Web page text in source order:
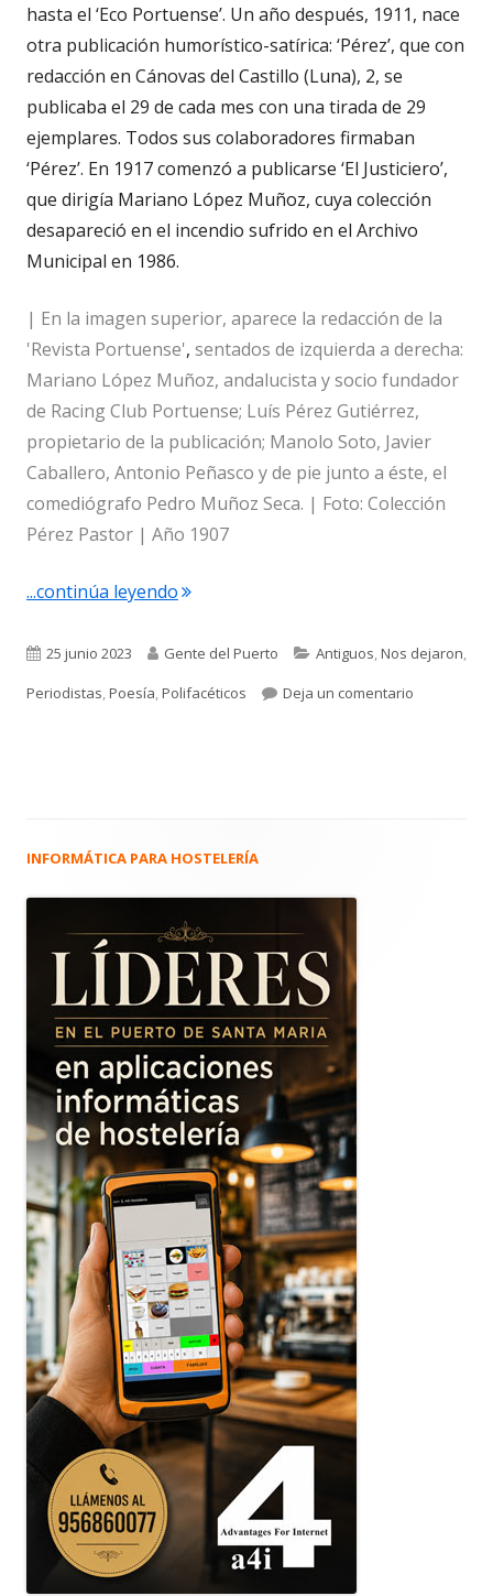
hasta el ‘Eco Portuense’. Un año después, 1911, nace
otra publicación humorístico-satírica: ‘Pérez’, que con
redacción en Cánovas del Castillo (Luna), 2, se
publicaba el 29 de cada mes con una tirada de 29
ejemplares. Todos sus colaboradores firmaban
‘Pérez’. En 1917 comenzó a publicarse ‘El Justiciero’,
que dirigía Mariano López Muñoz, cuya colección
desapareció en el incendio sufrido en el Archivo
Municipal en 1986.
| En la imagen superior, aparece la redacción de la
'Revista Portuense', sentados de izquierda a derecha:
Mariano López Muñoz, andalucista y socio fundador
de Racing Club Portuense; Luís Pérez Gutiérrez,
propietario de la publicación; Manolo Soto, Javier
Caballero, Antonio Peñasco y de pie junto a éste, el
comediógrafo Pedro Muñoz Seca. | Foto: Colección
Pérez Pastor | Año 1907
...continúa leyendo"La Revista Portuense, Cruzados y
Publicado
el
25 junio 2023 Autor
Gente del Puerto Categorías
Antiguos,Nos dejaron,
Periodistas,Poesía,Polifacéticos Deja un comentario
Barra
principal
INFORMÁTICA PARA HOSTELERÍA